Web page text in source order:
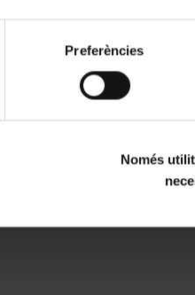
Preferències
Només
MENÚ PEU 1